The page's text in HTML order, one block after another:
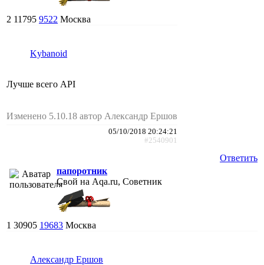
2 11795 9522 Москва
Kybanoid
Лучше всего API
Изменено 5.10.18 автор Александр Ершов
05/10/2018 20:24:21
#2540901
Ответить
папоротник
Свой на Aqa.ru, Советник
1 30905 19683 Москва
Александр Ершов